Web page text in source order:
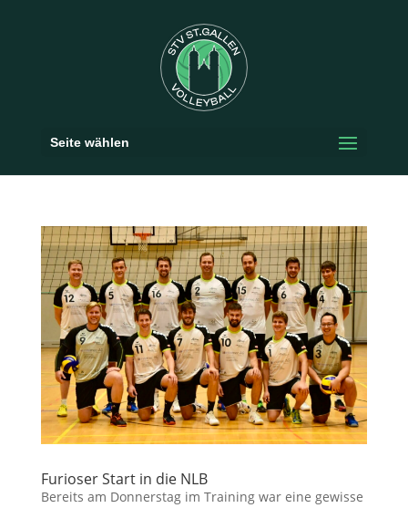
Seite wählen
Furioser Start in die NLB
Bereits am Donnerstag im Training war eine gewisse